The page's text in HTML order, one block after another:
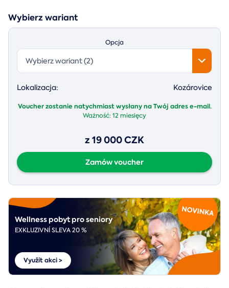
Wybierz wariant
Opcja
Wybierz wariant (2)
Lokalizacja: Kozárovice
Voucher zostanie natychmiast wysłany na Twój adres e-mail.
Ważność:12 miesięcy
z 19 000 CZK
Zamów voucher
Wellness pobyt pro seniory
EXKLUZIVNÍ SLEVA 20 %
Využít akci >